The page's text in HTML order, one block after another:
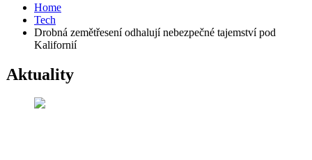
Home
Tech
Drobná zemětřesení odhalují nebezpečné tajemství pod
Kalifornií
Aktuality